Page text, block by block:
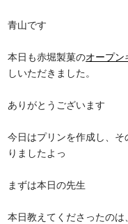
青山です
本日も赤堀製菓のオープン
しいただきました。
ありがとうございます
今日はプリンを作成し、
りましたよっ
まずは本日の先生
本日教えてくださったの